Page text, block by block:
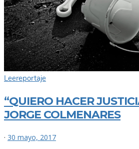
Leereportaje
“QUIERO HACER
JORGE COLMENARES
· 30 mayo, 2017